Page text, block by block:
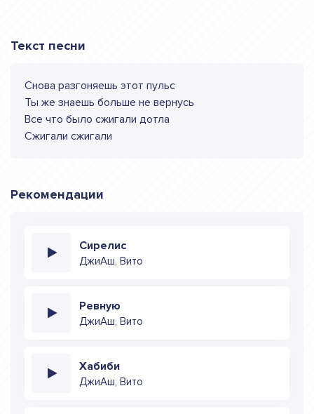
Текст песни
Снова разгоняешь этот пульс
Ты же знаешь больше не вернусь
Все что было сжигали дотла
Сжигали сжигали
Рекомендации
Сирелис
ДжиАш, Вито
Ревную
ДжиАш, Вито
Хабиби
ДжиАш, Вито